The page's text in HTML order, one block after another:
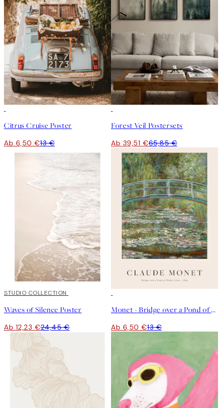
Citrus Cruise Poster
Ab 6,50 €13 €
Forest Veil Postersets
Ab 39,51 €65,85 €
50%*
STUDIO COLLECTION
Waves of Silence Poster
Ab 12,23 €24,45 €
Monet - Bridge over a Pond of Water Lilies Poster
Ab 6,50 €13 €